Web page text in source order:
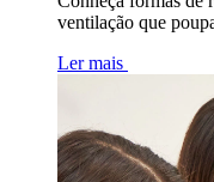
ventilação que
Ler mais